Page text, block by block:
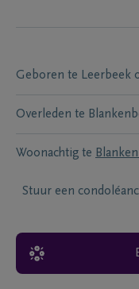
Geboren te Leerbeek
Overleden te
Woonachtig te
Stuur een